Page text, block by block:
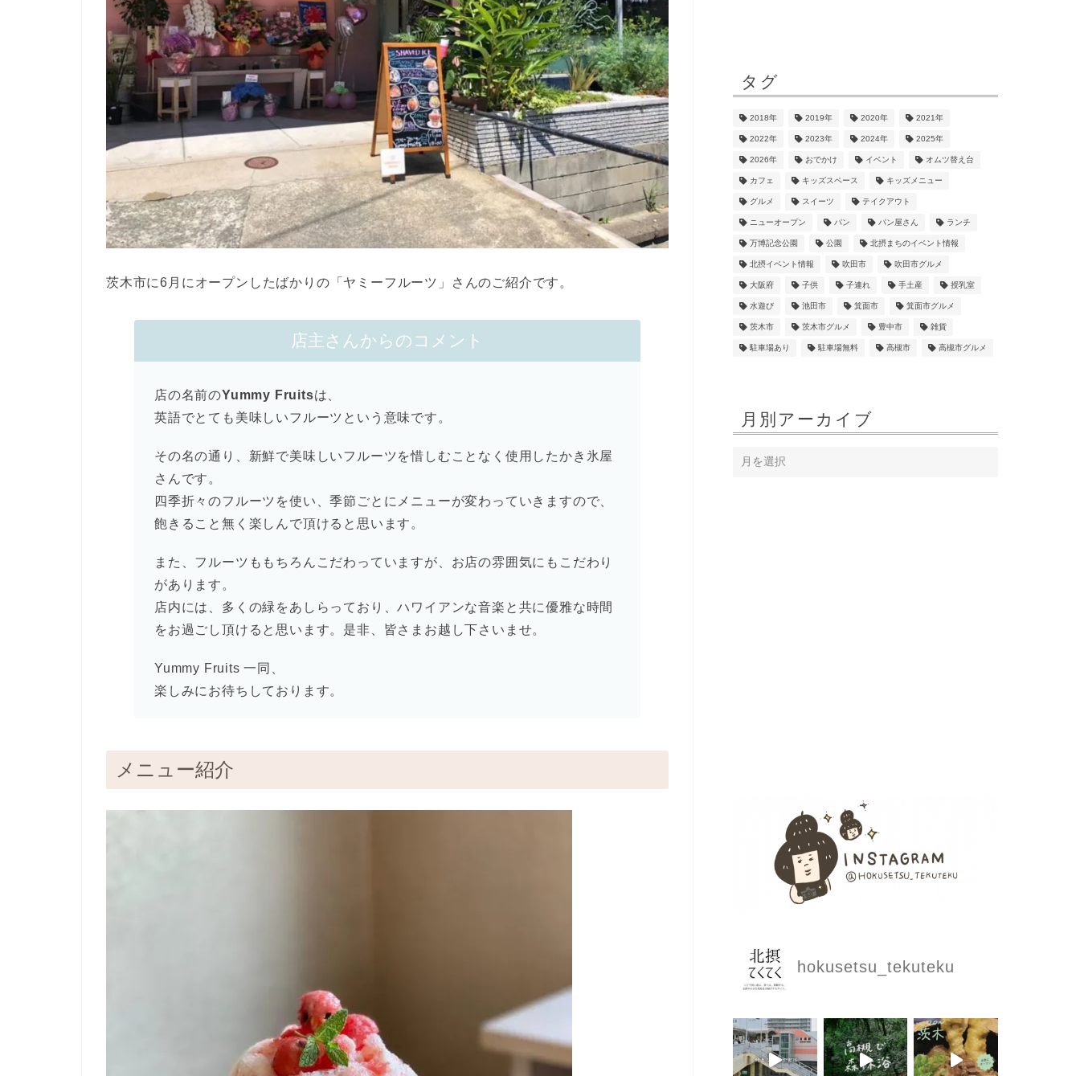
茨木市に6月にオープンしたばかりの「ヤミーフルーツ」さんのご紹介です。
店主さんからのコメント
店の名前のYummy Fruitsは、
英語でとても美味しいフルーツという意味です。
その名の通り、新鮮で美味しいフルーツを惜しむことなく使用したかき氷屋
さんです。
四季折々のフルーツを使い、季節ごとにメニューが変わっていきますので、
飽きること無く楽しんで頂けると思います。
また、フルーツももちろんこだわっていますが、お店の雰囲気にもこだわり
があります。
店内には、多くの緑をあしらっており、ハワイアンな音楽と共に優雅な時間
をお過ごし頂けると思います。是非、皆さまお越し下さいませ。
Yummy Fruits 一同、
楽しみにお待ちしております。
メニュー紹介
タグ
2018年 2019年 2020年 2021年
2022年 2023年 2024年 2025年
2026年 おでかけ イベント オムツ替え台
カフェ キッズスペース キッズメニュー
グルメ スイーツ テイクアウト
ニューオープン パン パン屋さん ランチ
万博記念公園 公園 北摂まちのイベント情報
北摂イベント情報 吹田市 吹田市グルメ
大阪府 子供 子連れ 手土産 授乳室
水遊び 池田市 箕面市 箕面市グルメ
茨木市 茨木市グルメ 豊中市 雑貨
駐車場あり 駐車場無料 高槻市 高槻市グルメ
月別アーカイブ
hokusetsu_tekuteku